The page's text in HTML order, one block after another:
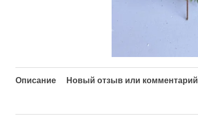
Описание Новый отзыв или комментарий